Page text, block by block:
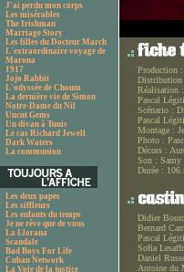
J'ai perdu mon corps
Les misérables
The Irishman
Marriage Story
Les filles du Docteur March
L'extraordinaire voyage de
Marona
1917
Jojo Rabbit
L'odyssée de Choum
La dernière vie de Simon
Notre-Dame du Nil
Uncut Gems
Un divan à Tunis
Le cas Richard Jewell
Dark Waters
La communion
Les deux papes
Les siffleurs
Les enfants du temps
Je ne rêve que de vous
La Llorana
Scandale
Bad Boys For Life
Cuban Network
La Voie de la justice
Production :
Distribution
Réalisation :
Pascal
Scénario :
Pascal
Montage :
Photo :
Décors :
Son : Samy
Durée : 106
Didier
Bernard
Pascal
Sofia
Daniel
Antoine du